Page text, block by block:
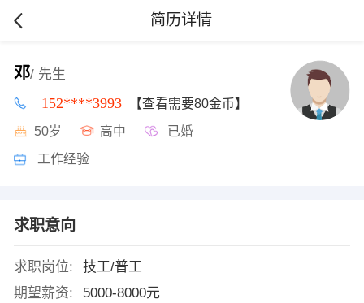
简历详情
邓/ 先生
152****3993 【查看需要80金币】
50岁 高中 已婚
工作经验
求职意向
求职岗位:
技工/普工
期望薪资:
5000-8000元